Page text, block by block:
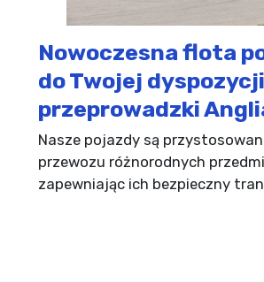
Nowoczesna flota
do Twojej
przeprowadzki
Nasze pojazdy są
przewozu różnorodnych
zapewniając ich bezpieczny